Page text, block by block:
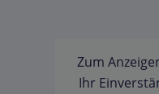
Zum
Ihr